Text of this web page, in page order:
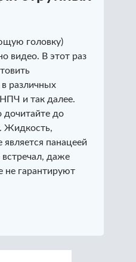
головку)
видео. В этот раз
различных
и так далее.
дочитайте до
Жидкость,
панацеей
даже
гарантируют